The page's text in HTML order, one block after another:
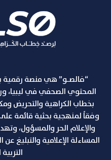
“فالصـو” هي منصة رقمية
المحتوي الصحفي في ليبيا،
بخطاب الكراهية والتحريض
وفقاً لمنهجية بحثية قائمة
والإعلام الحر والمسؤول،
المساءلة الإعلامية والتبليغ